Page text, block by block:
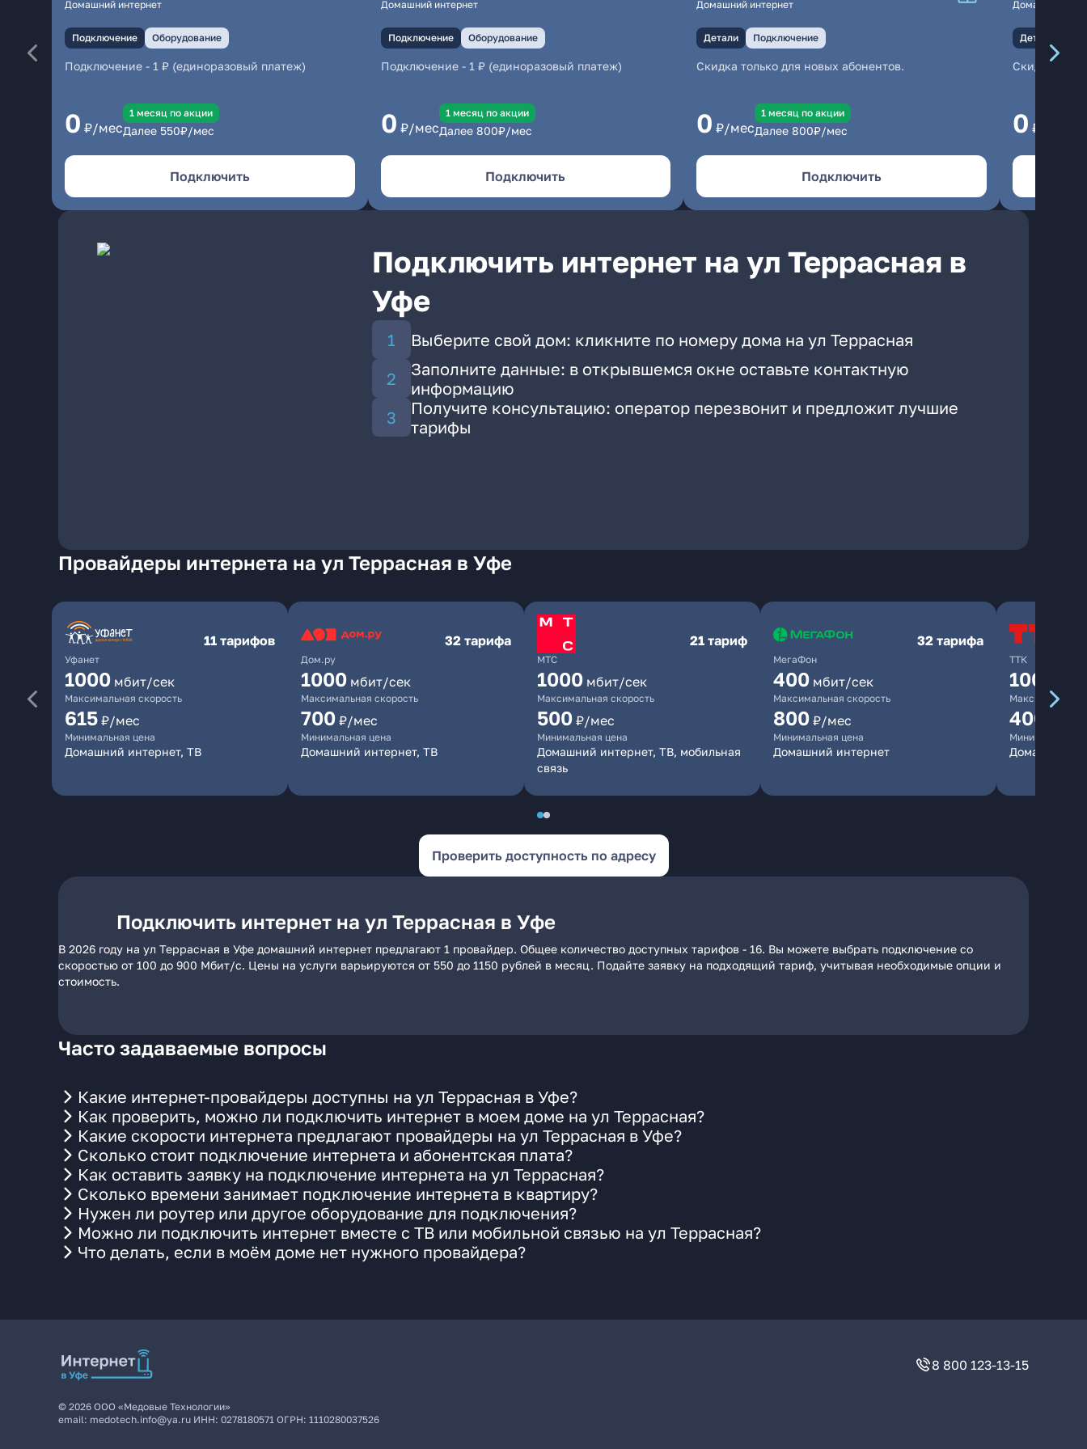
Домашний интернет
Подключение Оборудование
Подключение - 1 ₽ (единоразовый платеж)
0 ₽/мес
1 месяц по акции
Далее 550₽/мес
Подключить
Домашний интернет
Подключение Оборудование
Подключение- 1 ₽ (единоразовый платеж)
0 ₽/мес
1 месяц по акции
Далее 800₽/мес
Подключить
Домашний интернет
Детали Подключение
Скидка только для новых абонентов.
0 ₽/мес
1 месяц по акции
Далее 800₽/мес
Подключить
Домашний
Детали
Скидка
0 ₽/мес
Подключить интернет на ул Террасная в
Уфе
Выберите свой дом: кликните по номеру дома на ул Террасная
Заполните данные: в открывшемся окне оставьте контактную
информацию
Получите консультацию: оператор перезвонит и предложит лучшие
тарифы
Провайдеры интернета на ул Террасная в Уфе
Уфанет
11 тарифов
1000 мбит/сек
Максимальная скорость
615 ₽/мес
Минимальная цена
Домашний интернет, ТВ
Дом.ру
32 тарифа
1000 мбит/сек
Максимальная скорость
700 ₽/мес
Минимальная цена
Домашний интернет, ТВ
МТС
21 тариф
1000 мбит/сек
Максимальная скорость
500 ₽/мес
Минимальная цена
Домашний интернет, ТВ, мобильная
связь
МегаФон
32 тарифа
400 мбит/сек
Максимальная скорость
800 ₽/мес
Минимальная цена
Домашний интернет
ТТК
100
Максимальная
400
Минимальная
Домашний
Проверить доступность по адресу
Подключить интернет на ул Террасная в Уфе
В 2026 году на ул Террасная в Уфе домашний интернет предлагают 1 провайдер. Общее количество доступных тарифов - 16. Вы можете выбрать подключение со
скоростью от 100 до 900 Мбит/с. Цены на услуги варьируются от 550 до 1150 рублей в месяц. Подайте заявку на подходящий тариф, учитывая необходимые опции и
стоимость.
Часто задаваемые вопросы
Какие интернет-провайдеры доступны на ул Террасная в Уфе?
Как проверить, можно ли подключить интернет в моем доме на ул Террасная?
Какие скорости интернета предлагают провайдеры на ул Террасная в Уфе?
Сколько стоит подключение интернета и абонентская плата?
Как оставить заявку на подключение интернета на ул Террасная?
Сколько времени занимает подключение интернета в квартиру?
Нужен ли роутер или другое оборудование для подключения?
Можно ли подключить интернет вместе с ТВ или мобильной связью на ул Террасная?
Что делать, если в моём доме нет нужного провайдера?
8 800 123-13-15
© 2026 ООО «Медовые Технологии»
email: medotech.info@ya.ru ИНН: 0278180571 ОГРН: 1110280037526